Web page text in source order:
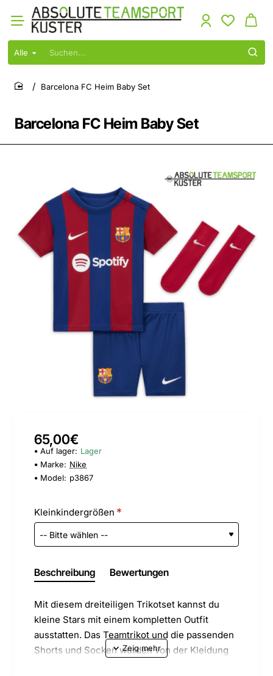
Alle
Suchen...
Barcelona FC Heim Baby Set
home
Barcelona FC Heim Baby Set
65,00€
Auf lager: Lager
Marke: Nike
Model: p3867
Kleinkindergrößen
Beschreibung Bewertungen
Mit diesem dreiteiligen Trikotset kannst du
kleine Stars mit einem kompletten Outfit
ausstatten. Das Teamtrikot und die passenden
Shorts und Socken wurden von der Kleidung